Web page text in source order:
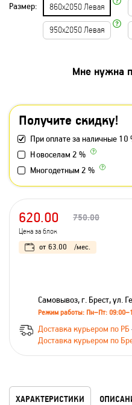
Размер: 860х2050 Левая
950х2050 Левая
Получите скидку!
При оплате за наличные 10
Новоселам 2 %
Многодетным 2 %
Мне нужна
620.00 750.00
Цена за блок
от 63.00 /мес.
Самовывоз, г. Брест, ул.
Режим работы: Пн–Пт:
Доставка курьером по РБ
Доставка курьером по
ХАРАКТЕРИСТИКИ